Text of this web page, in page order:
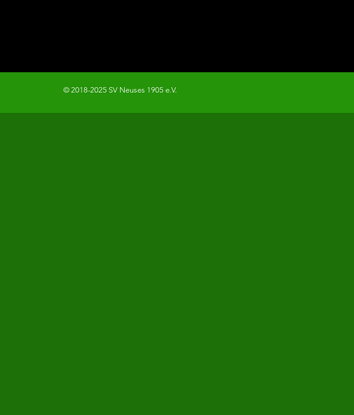
© 2018-2025 SV Neuses 1905 e.V.